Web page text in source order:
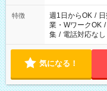
特徴 週1日からOK /
業・WワークOK /
集 / 電話対応なし
気になる！